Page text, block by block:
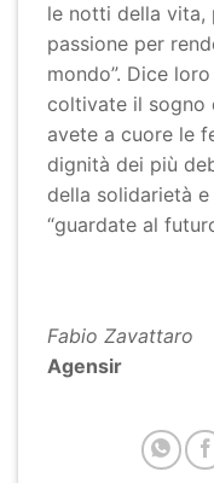
le notti della vita,
passione per
mondo”. Dice
coltivate il sogno
avete a cuore le
dignità dei più
della solidarietà
“guardate al
Fabio Zavattaro
Agensir